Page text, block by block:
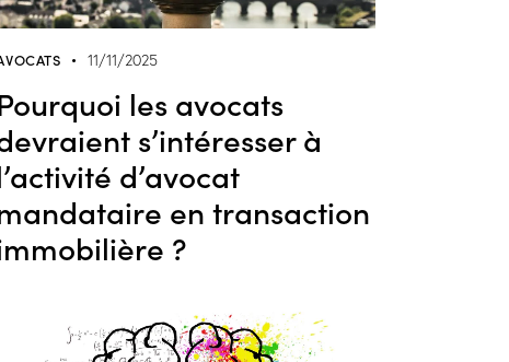
11/11/2025
les avocats
s’intéresser à
d’avocat
en transaction
?